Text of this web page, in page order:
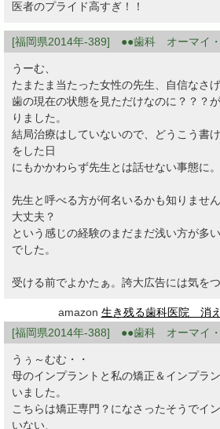
医者のプライド高すぎ！！
[福岡県2014年-389] ●●歯科 オーマイ
うーむ、
たまたま当たった女性の先生、自信なさ
歯の現在の状態を見ただけなのに？？？
りました。
結局治療はしていないので、どうこう書
をした日
にもかかわらず先生とは話せない事態に。
先生と呼べる方が何名いるかも知りませ
大丈夫？
という感じの経験のまだまだ浅い方が多
でした。
受ける前でよかたぁ。誇大広告には気をつ
amazon 生き残る歯科医院 消
[福岡県2014年-388] ●●歯科 オーマイ
うぅ～むむ・・
母のインプラントと私の矯正＆インプラ
いました。
こちらは矯正専門？になさったそうでイ
いない、